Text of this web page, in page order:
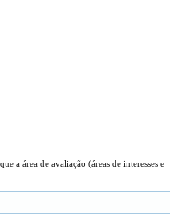
a área de avaliação (áreas de interesses e